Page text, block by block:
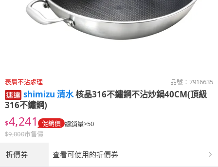
表層不沾處理 品號： 7916635
shimizu 清水核晶316不鏽鋼不沾炒鍋40CM(頂級
316不鏽鋼)
$4,241 促銷價 總銷量>50
$9,000市售價
折價券 查看可使用的折價券